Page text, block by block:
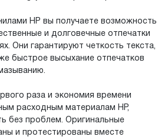
HP вы получаете возможность
и долговечные отпечатки
Они гарантируют четкость текста,
быстрое высыхание отпечатков
раза и экономия времени
расходным материалам HP,
без проблем. Оригинальные
и протестированы вместе